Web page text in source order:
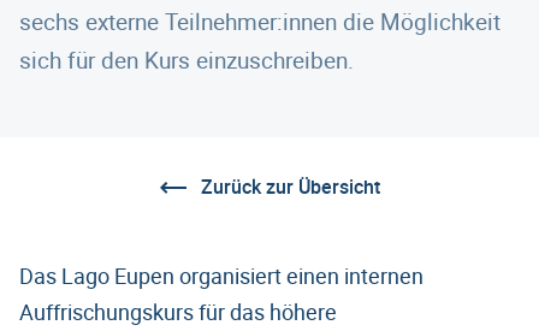
sechs externe Teilnehmer:innen die Möglichkeit
sich für den Kurs einzuschreiben.
Zurück zur Übersicht
Das Lago Eupen organisiert einen internen
Auffrischungskurs für das höhere